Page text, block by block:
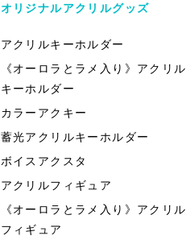
オリジナルアクリルグッズ
アクリルキーホルダー
《オーロラとラメ入り》アクリル
キーホルダー
カラーアクキー
蓄光アクリルキーホルダー
ボイスアクスタ
アクリルフィギュア
《オーロラとラメ入り》アクリル
フィギュア